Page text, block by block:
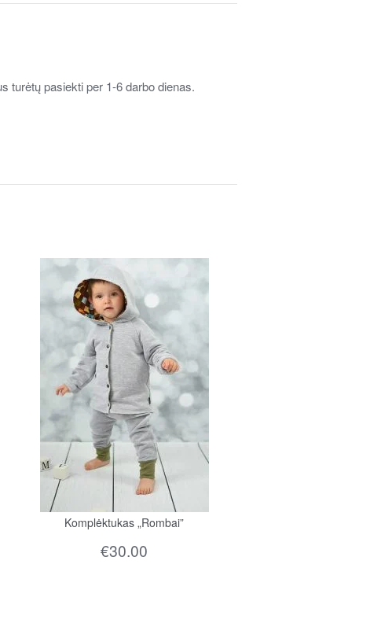
turėtų pasiekti per 1-6 darbo dienas.
Komplėktukas „Rombai”
€30.00